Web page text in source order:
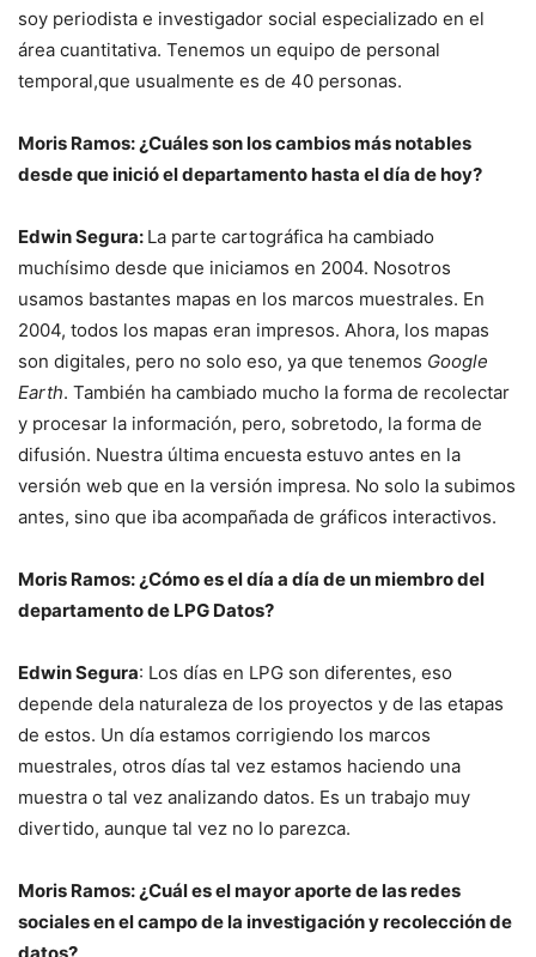
soy periodista e investigador social especializado en el
área cuantitativa. Tenemos un equipo de personal
temporal,que usualmente es de 40 personas.
Moris Ramos: ¿Cuáles son los cambios más notables
desde que inició el departamento hasta el día de hoy?
Edwin Segura: La parte cartográfica ha cambiado
muchísimo desde que iniciamos en 2004. Nosotros
usamos bastantes mapas en los marcos muestrales. En
2004, todos los mapas eran impresos. Ahora, los mapas
son digitales, pero no solo eso, ya que tenemos Google
Earth. También ha cambiado mucho la forma de recolectar
y procesar la información, pero, sobretodo, la forma de
difusión. Nuestra última encuesta estuvo antes en la
versión web que en la versión impresa. No solo la subimos
antes, sino que iba acompañada de gráficos interactivos.
Moris Ramos: ¿Cómo es el día a día de un miembro del
departamento de LPG Datos?
Edwin Segura: Los días en LPG son diferentes, eso
depende dela naturaleza de los proyectos y de las etapas
de estos. Un día estamos corrigiendo los marcos
muestrales, otros días tal vez estamos haciendo una
muestra o tal vez analizando datos. Es un trabajo muy
divertido, aunque tal vez no lo parezca.
Moris Ramos: ¿Cuál es el mayor aporte de las redes
sociales en el campo de la investigación y recolección de